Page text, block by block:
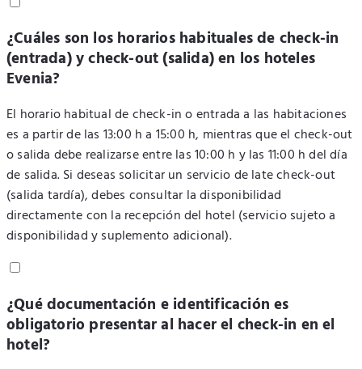
¿Cuáles son los horarios habituales de check-in
(entrada) y check-out (salida) en los hoteles
Evenia?
El horario habitual de check-in o entrada a las habitaciones
es a partir de las 13:00 h a 15:00 h, mientras que el check-out
o salida debe realizarse entre las 10:00 h y las 11:00 h del día
de salida. Si deseas solicitar un servicio de late check-out
(salida tardía), debes consultar la disponibilidad
directamente con la recepción del hotel (servicio sujeto a
disponibilidad y suplemento adicional).
¿Qué documentación e identificación es
obligatorio presentar al hacer el check-in en el
hotel?